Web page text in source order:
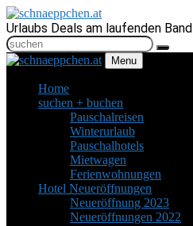
Urlaubs Deals am laufenden Band
Menu
Home
suchen + buchen
Pauschalreisen
Winterurlaub
Pauschalhotels
Mietwagen
Ferienwohnungen
Hotel Neueröffnungen
Neueröffnung 2023
Neueröffnungen 2022